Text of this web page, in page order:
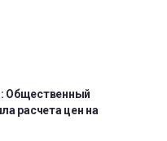
Общественный
расчета цен на